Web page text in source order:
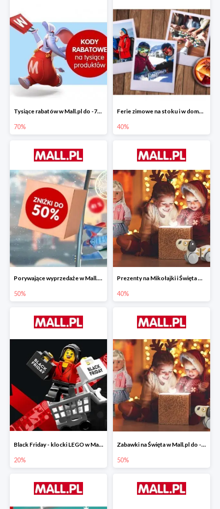
Tysiące rabatów w Mall.pl do -70%
70%
Ferie zimowe na stoku i w domu w Mall.pl do -40%
40%
Porywające wyprzedaże w Mall.pl do -50%
50%
Prezenty na Mikołajki i Święta w Mall.pl do -40%
40%
Black Friday - klocki LEGO w Mall.pl do -20%
20%
Zabawki na Święta w Mall.pl do -50%
50%